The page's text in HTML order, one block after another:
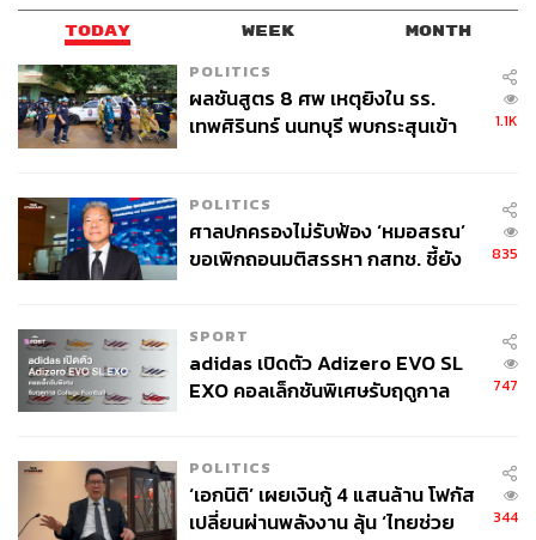
TODAY WEEK MONTH
POLITICS
ผลชันสูตร 8 ศพ เหตุยิงใน รร.
เทพศิรินทร์ นนทบุรี พบกระสุนเข้า
1.1K
POLITICS
ศาลปกครองไม่รับฟ้อง ‘หมอสรณ’
ขอเพิกถอนมติสรรหา กสทช. ชี้ยัง
835
SPORT
adidas เปิดตัว Adizero EVO SL
EXO คอลเล็กชันพิเศษรับฤดูกาล
747
POLITICS
‘เอกนิติ’ เผยเงินกู้ 4 แสนล้าน โฟกัส
เปลี่ยนผ่านพลังงาน ลุ้น ‘ไทยช่วย
344